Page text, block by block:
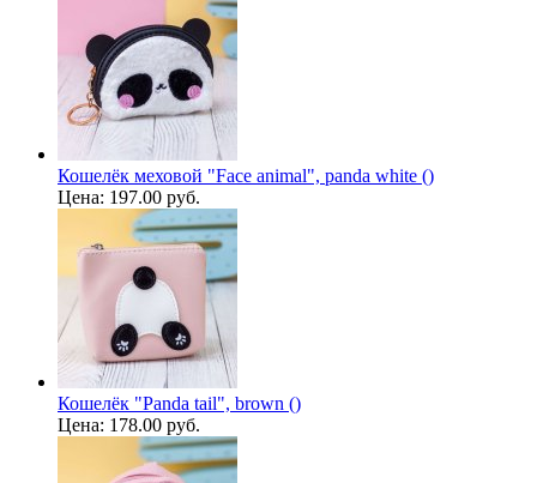
Кошелёк меховой "Face animal", panda white ()
Цена: 197.00 руб.
Кошелёк "Panda tail", brown ()
Цена: 178.00 руб.